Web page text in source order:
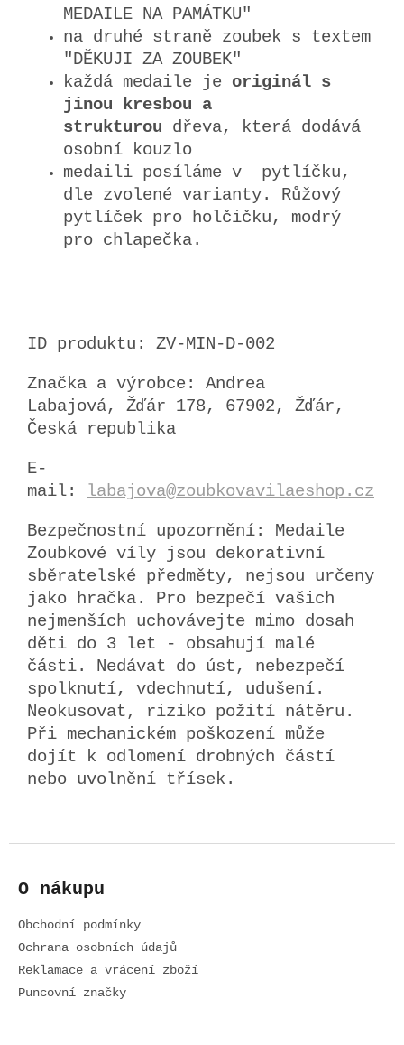
MEDAILE NA PAMÁTKU"
na druhé straně zoubek s textem
"DĚKUJI ZA ZOUBEK"
každá medaile je originál s
jinou kresbou a
strukturou dřeva, která dodává
osobní kouzlo
medaili posíláme v pytlíčku,
dle zvolené varianty. Růžový
pytlíček pro holčičku, modrý
pro chlapečka.
ID produktu: ZV-MIN-D-002
Značka a výrobce: Andrea
Labajová, Žďár 178, 67902, Žďár,
Česká republika
E-
mail: labajova@zoubkovavilaeshop.cz
Bezpečnostní upozornění: Medaile
Zoubkové víly jsou dekorativní
sběratelské předměty, nejsou určeny
jako hračka. Pro bezpečí vašich
nejmenších uchovávejte mimo dosah
děti do 3 let - obsahují malé
části. Nedávat do úst, nebezpečí
spolknutí, vdechnutí, udušení.
Neokusovat, riziko požití nátěru.
Při mechanickém poškození může
dojít k odlomení drobných částí
nebo uvolnění třísek.
O nákupu
Obchodní podmínky
Ochrana osobních údajů
Reklamace a vrácení zboží
Puncovní značky